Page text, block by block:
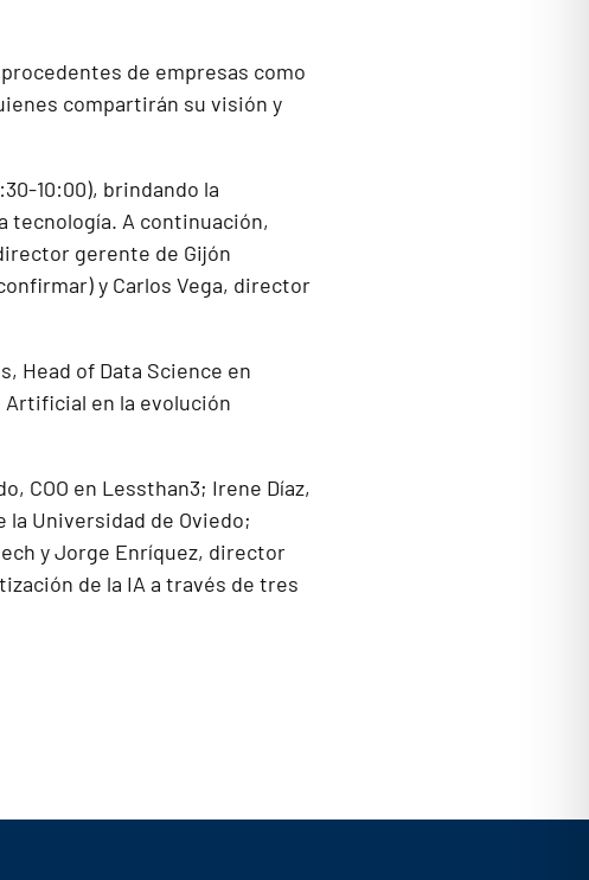
de empresas como
compartirán su visión y
10:00), brindando la
tecnología. A continuación,
gerente de Gijón
y Carlos Vega, director
Head of Data Science en
Artificial en la evolución
COO en Lessthan3; Irene Díaz,
Universidad de Oviedo;
y Jorge Enríquez, director
de la IA a través de tres